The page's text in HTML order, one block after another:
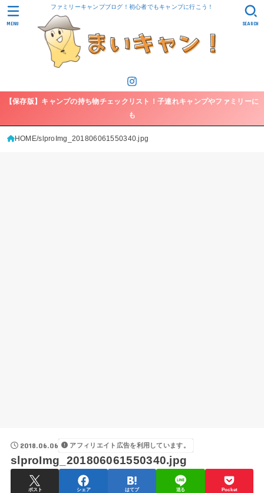
ファミリーキャンプブログ！初心者でもキャンプに行こう！
SEARCH
MENU
【保存版】キャンプの持ち物チェックリスト！子連れキャンプやファミリーに
も
HOME slproImg_201806061550340.jpg
2018.06.06 アフィリエイト広告を利用しています。
slproImg_201806061550340.jpg
ポスト シェア はてブ 送る Pocket